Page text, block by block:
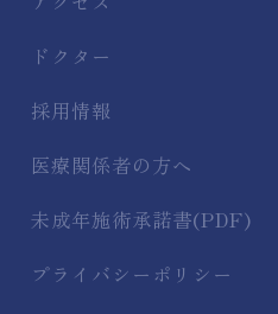
ドクター
採用情報
医療関係者の方へ
未成年施術承諾書(PDF)
プライバシーポリシー